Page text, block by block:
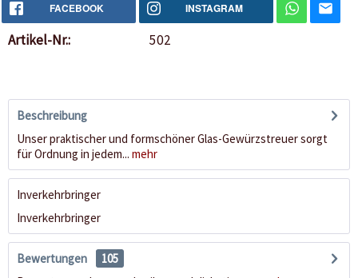
FACEBOOK INSTAGRAM
Artikel-Nr.: 502
Beschreibung
Unser praktischer und formschöner Glas-Gewürzstreuer sorgt
für Ordnung in jedem... mehr
Inverkehrbringer
Inverkehrbringer
Bewertungen
105